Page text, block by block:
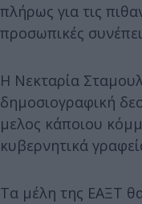
πλήρως για τις
προσωπικές
Η Νεκταρία
δημοσιογραφική
μελος κάποιου
κυβερνητικά
Τα μέλη της ΕΑΞΤ